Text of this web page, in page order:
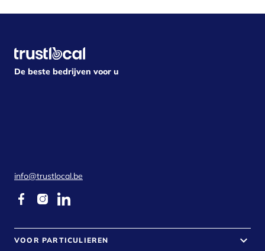
De beste bedrijven voor u
info@trustlocal.be
VOOR PARTICULIEREN keyboard_arrow_down